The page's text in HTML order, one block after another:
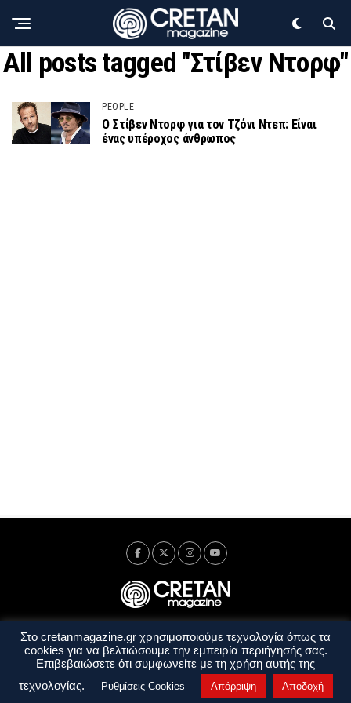
All posts tagged "Στίβεν Ντορφ"
PEOPLE
Ο Στίβεν Ντορφ για τον Τζόνι Ντεπ: Είναι
ένας υπέροχος άνθρωπος
Ταυτότητα Πολιτική Απορρήτου
Όροι Χρήσης
Όροι και Προϋποθέσεις
Στο cretanmagazine.gr χρησιμοποιούμε τεχνολογία όπως τα
cookies για να βελτιώσουμε την εμπειρία περιήγησής σας.
Επιβεβαιώσετε ότι συμφωνείτε με τη χρήση αυτής της
τεχνολογίας.
Ρυθμίσεις Cookies Απόρριψη Αποδοχή